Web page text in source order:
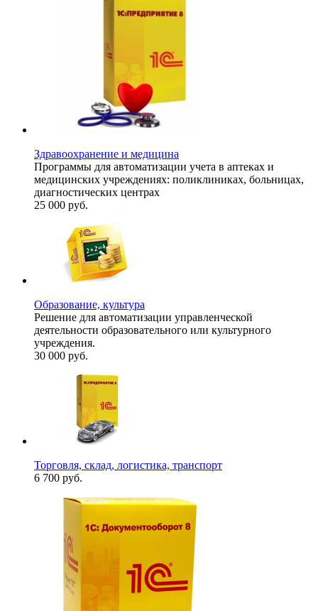
Здравоохранение и медицина
Программы для автоматизации учета в аптеках и
медицинских учреждениях: поликлиниках, больницах,
диагностических центрах
25 000 руб.
Образование, культура
Решение для автоматизации управленческой
деятельности образовательного или культурного
учреждения.
30 000 руб.
Торговля, склад, логистика, транспорт
6 700 руб.